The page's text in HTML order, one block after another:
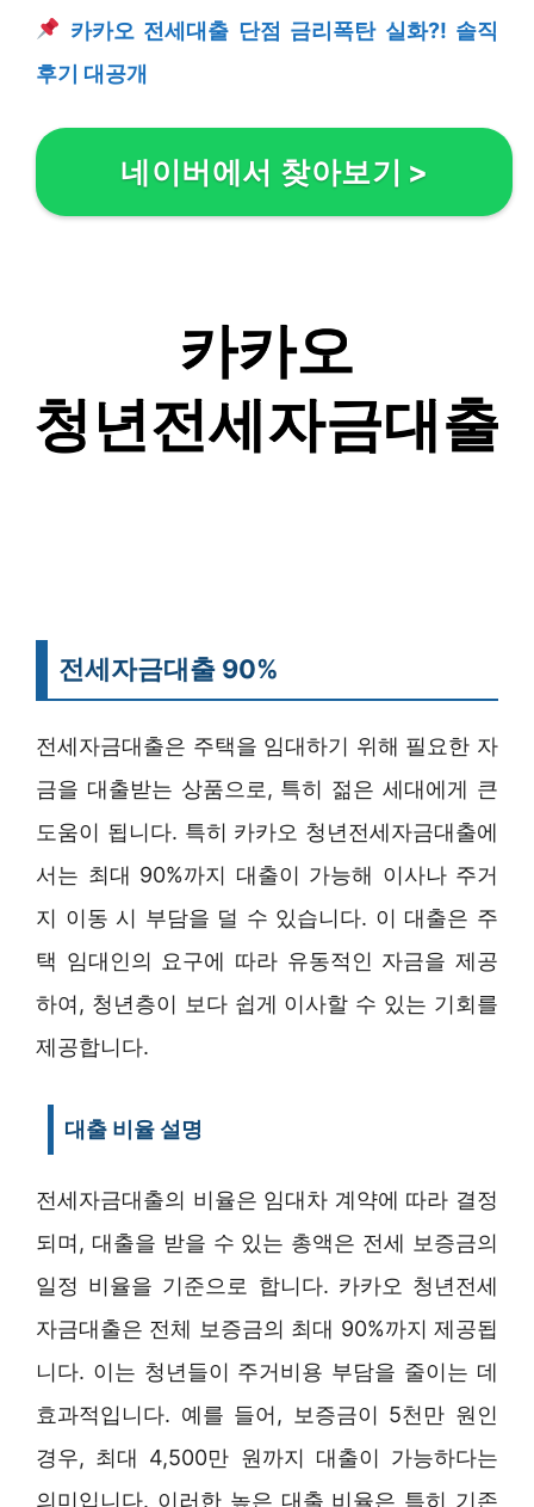
카카오 전세대출 단점 금리폭탄 실화?! 솔직
후기 대공개
네이버에서 찾아보기 >
전세자금대출 90%
전세자금대출은 주택을 임대하기 위해 필요한 자
금을 대출받는 상품으로, 특히 젊은 세대에게 큰
도움이 됩니다. 특히 카카오 청년전세자금대출에
서는 최대 90%까지 대출이 가능해 이사나 주거
지 이동 시 부담을 덜 수 있습니다. 이 대출은 주
택 임대인의 요구에 따라 유동적인 자금을 제공
하여, 청년층이 보다 쉽게 이사할 수 있는 기회를
제공합니다.
대출 비율 설명
전세자금대출의 비율은 임대차 계약에 따라 결정
되며, 대출을 받을 수 있는 총액은 전세 보증금의
일정 비율을 기준으로 합니다. 카카오 청년전세
자금대출은 전체 보증금의 최대 90%까지 제공됩
니다. 이는 청년들이 주거비용 부담을 줄이는 데
효과적입니다. 예를 들어, 보증금이 5천만 원인
경우, 최대 4,500만 원까지 대출이 가능하다는
의미입니다. 이러한 높은 대출 비율은 특히 기존